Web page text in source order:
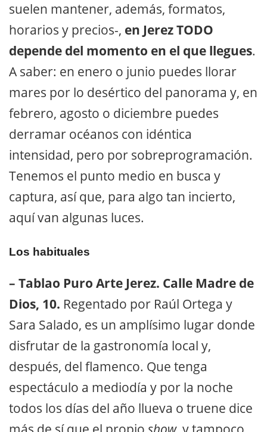
suelen mantener, además, formatos,
horarios y precios-, en Jerez TODO
depende del momento en el que llegues.
A saber: en enero o junio puedes llorar
mares por lo desértico del panorama y, en
febrero, agosto o diciembre puedes
derramar océanos con idéntica
intensidad, pero por sobreprogramación.
Tenemos el punto medio en busca y
captura, así que, para algo tan incierto,
aquí van algunas luces.
Los habituales
– Tablao Puro Arte Jerez. Calle Madre de
Dios, 10. Regentado por Raúl Ortega y
Sara Salado, es un amplísimo lugar donde
disfrutar de la gastronomía local y,
después, del flamenco. Que tenga
espectáculo a mediodía y por la noche
todos los días del año llueva o truene dice